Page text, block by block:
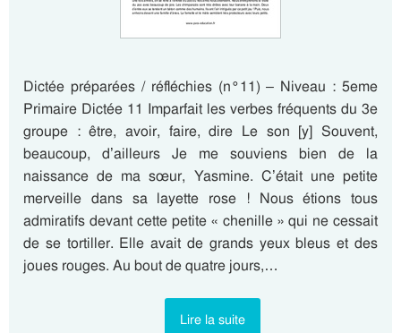
Dictée préparées / réfléchies (n°11) – Niveau : 5eme
Primaire Dictée 11 Imparfait les verbes fréquents du 3e
groupe : être, avoir, faire, dire Le son [y] Souvent,
beaucoup, d’ailleurs Je me souviens bien de la
naissance de ma sœur, Yasmine. C’était une petite
merveille dans sa layette rose ! Nous étions tous
admiratifs devant cette petite « chenille » qui ne cessait
de se tortiller. Elle avait de grands yeux bleus et des
joues rouges. Au bout de quatre jours,…
Lire la suite